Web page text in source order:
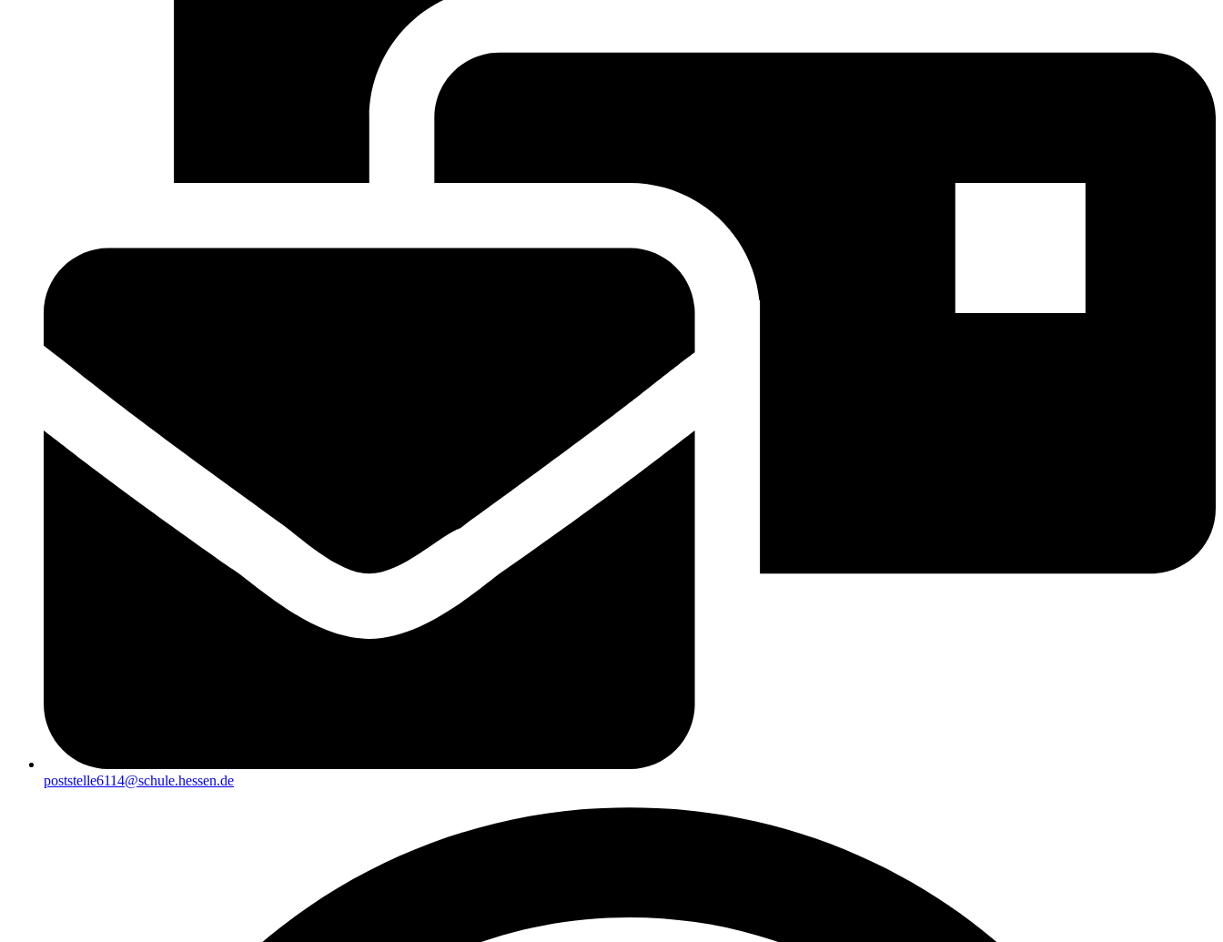
poststelle6114@schule.hessen.de